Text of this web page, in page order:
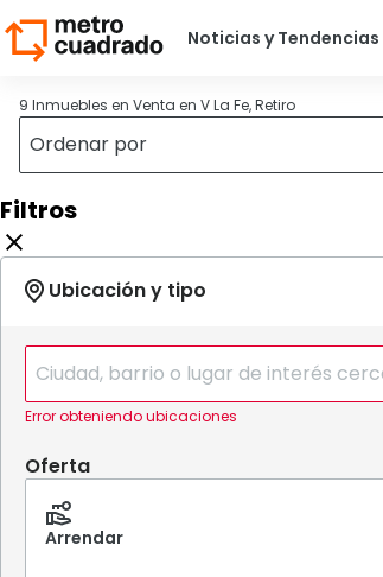
9 Inmuebles en Venta en V La Fe, Retiro
Filtros
Error obteniendo ubicaciones
Oferta
Arrendar